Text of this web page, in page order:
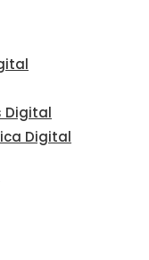
Digital
Digital